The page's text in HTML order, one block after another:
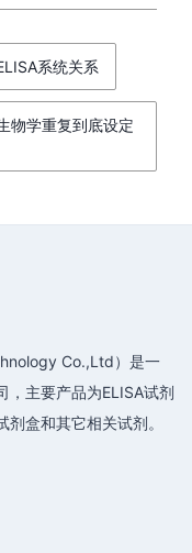
系统关系
物学重复到底设定
Co.,Ltd）是一
，主要产品为ELISA试剂
盒和其它相关试剂。